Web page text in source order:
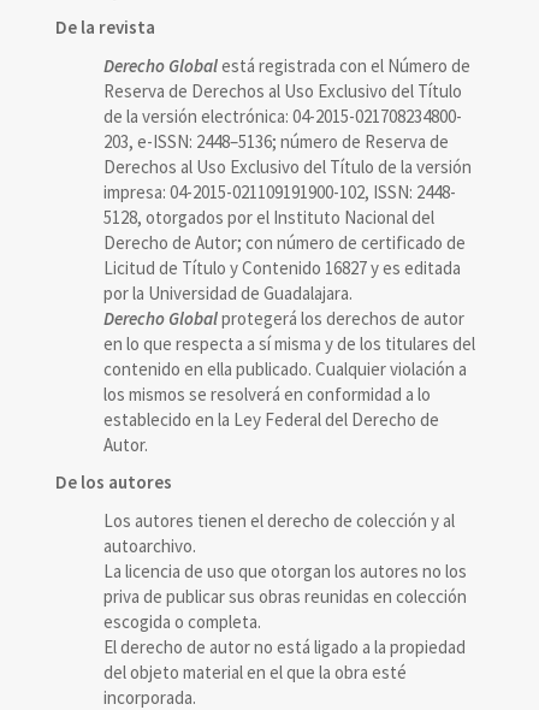
De la revista
Derecho Globalestá registrada con el Número de
Reserva de Derechos al Uso Exclusivo del Título
de la versión electrónica: 04-2015-021708234800-
203, e-ISSN: 2448–5136; número de Reserva de
Derechos al Uso Exclusivo del Título de la versión
impresa: 04-2015-021109191900-102, ISSN: 2448-
5128, otorgados por el Instituto Nacional del
Derecho de Autor; con número de certificado de
Licitud de Título y Contenido 16827 y es editada
por la Universidad de Guadalajara.
Derecho Globalprotegerá los derechos de autor
en lo que respecta a sí misma y de los titulares del
contenido en ella publicado. Cualquier violación a
los mismos se resolverá en conformidad a lo
establecido en la Ley Federal del Derecho de
Autor.
De los autores
Los autores tienen el derecho de colección y al
autoarchivo.
La licencia de uso que otorgan los autores no los
priva de publicar sus obras reunidas en colección
escogida o completa.
El derecho de autor no está ligado a la propiedad
del objeto material en el que la obra esté
incorporada.